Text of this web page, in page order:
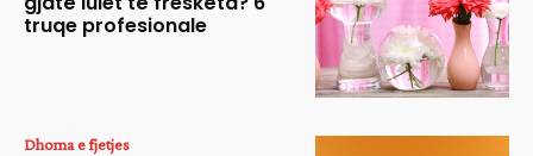
truqe profesionale
Dhoma e fjetjes